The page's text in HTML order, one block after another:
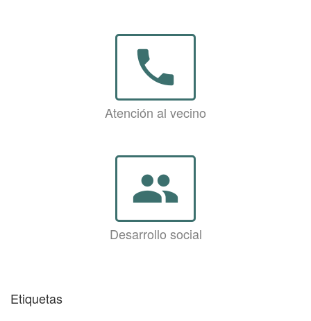
phone
Atención al vecino
group
Desarrollo social
Etiquetas